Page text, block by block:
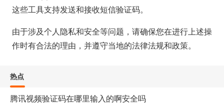
这些工具支持发送和接收短信验证码。
由于涉及个人隐私和安全等问题，请确保您在进行上述操
作时有合法的理由，并遵守当地的法律法规和政策。
热点
腾讯视频验证码在哪里输入的啊安全吗